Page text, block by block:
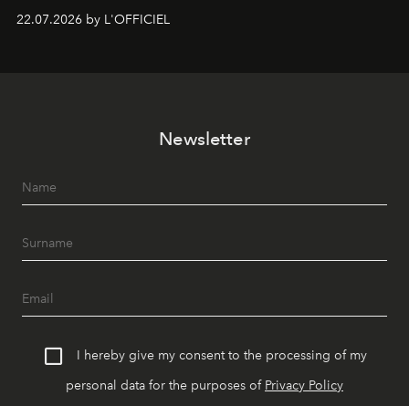
zestig, een Japanse hotspot die na zonsondergang
verandert in een bruisende ontmoetingsplek en de
22.07.2026 by L'OFFICIEL
Newsletter
I hereby give my consent to the processing of my
personal data for the purposes of Privacy Policy